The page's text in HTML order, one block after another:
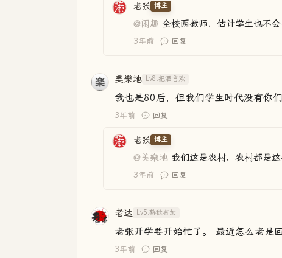
老张 博主
@闲趣 全校两教师，估计学生也不会
3年前 回复
美樂地 Lv8.把酒言欢
我也是80后，但我们学生时代没有你们
3年前 回复
老张 博主
@美樂地 我们这是农村，农村都是这
3年前 回复
老达 Lv5.熟稔有加
老张开学要开始忙了。 最近怎么老是
3年前 回复